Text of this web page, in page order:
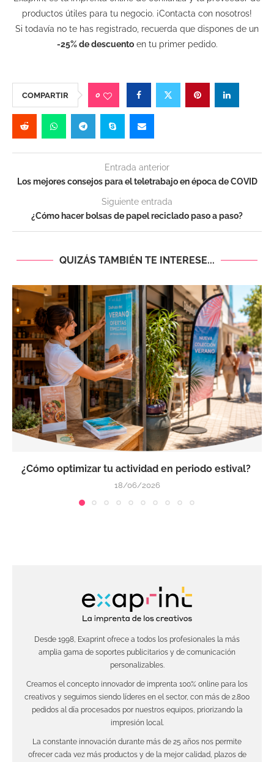
productos útiles para tu negocio. ¡Contacta con nosotros!
Si todavía no te has registrado, recuerda que dispones de un
-25% de descuentoen tu primer pedido.
COMPARTIR 0
Entrada anterior
Los mejores consejos para el teletrabajo en época de COVID
Siguiente entrada
¿Cómo hacer bolsas de papel reciclado paso a paso?
QUIZÁS TAMBIÉN TE INTERESE...
¿Cómo optimizar tu actividad en periodo estival?
18/06/2026
Desde 1998, Exaprint ofrece a todos los profesionales la más
amplia gama de soportes publicitarios y de comunicación
personalizables.
Creamos el concepto innovador de imprenta 100% online para los
creativos y seguimos siendo líderes en el sector, con más de 2.800
pedidos al día procesados por nuestros equipos, priorizando la
impresión local.
La constante innovación durante más de 25 años nos permite
ofrecer cada vez más productos y de la mejor calidad, plazos de